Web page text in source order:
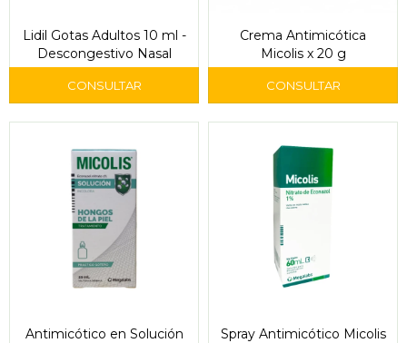
Lidil Gotas Adultos 10 ml -
Descongestivo Nasal
Crema Antimicótica
Micolis x 20 g
Antimicótico en Solución
Spray Antimicótico Micolis